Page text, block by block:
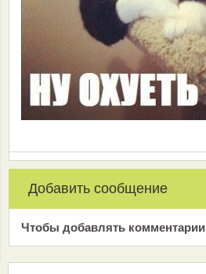
Добавить сообщение
Чтобы добавлять комментарии